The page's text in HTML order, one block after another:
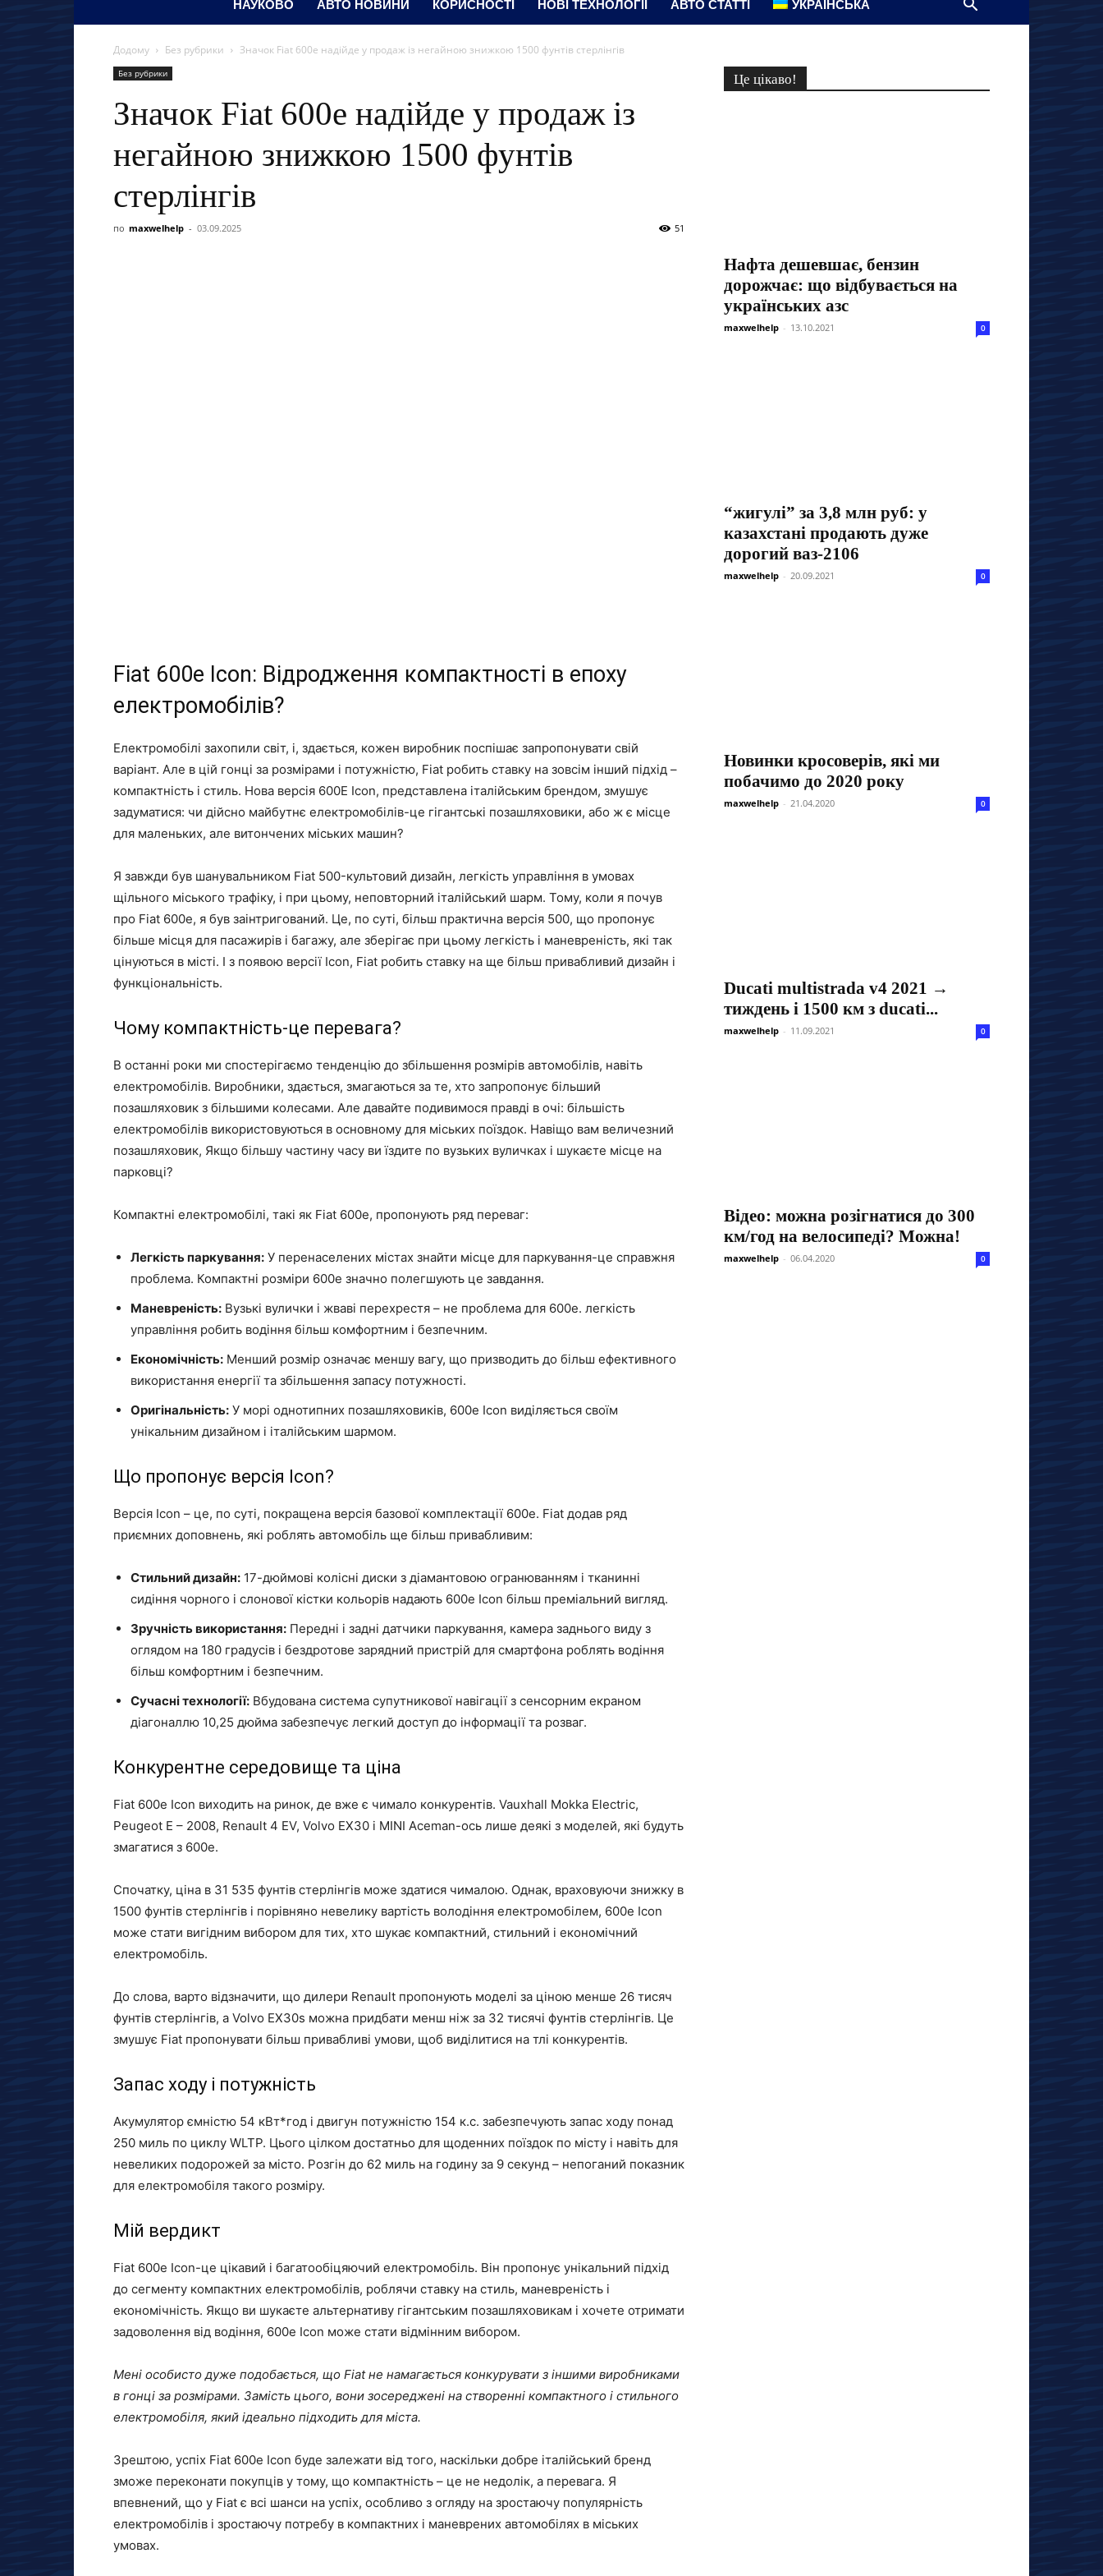
НАУКОВО АВТО НОВИНИ КОРИСНОСТІ НОВІ ТЕХНОЛОГІЇ АВТО СТАТТІ УКРАЇНСЬКА
Додому Без рубрики Значок Fiat 600e надійде у продаж із негайною знижкою 1500 фунтів стерлінгів
Без рубрики
Значок Fiat 600e надійде у продаж із
негайною знижкою 1500 фунтів
стерлінгів
по maxwelhelp - 03.09.2025 51
Fiat 600e Icon: Відродження компактності в епоху
електромобілів?
Електромобілі захопили світ, і, здається, кожен виробник поспішає запропонувати свій
варіант. Але в цій гонці за розмірами і потужністю, Fiat робить ставку на зовсім інший підхід –
компактність і стиль. Нова версія 600E Icon, представлена італійським брендом, змушує
задуматися: чи дійсно майбутнє електромобілів-це гігантські позашляховики, або ж є місце
для маленьких, але витончених міських машин?
Я завжди був шанувальником Fiat 500-культовий дизайн, легкість управління в умовах
щільного міського трафіку, і при цьому, неповторний італійський шарм. Тому, коли я почув
про Fiat 600e, я був заінтригований. Це, по суті, більш практична версія 500, що пропонує
більше місця для пасажирів і багажу, але зберігає при цьому легкість і маневреність, які так
цінуються в місті. І з появою версії Icon, Fiat робить ставку на ще більш привабливий дизайн і
функціональність.
Чому компактність-це перевага?
В останні роки ми спостерігаємо тенденцію до збільшення розмірів автомобілів, навіть
електромобілів. Виробники, здається, змагаються за те, хто запропонує більший
позашляховик з більшими колесами. Але давайте подивимося правді в очі: більшість
електромобілів використовуються в основному для міських поїздок. Навіщо вам величезний
позашляховик, Якщо більшу частину часу ви їздите по вузьких вуличках і шукаєте місце на
парковці?
Компактні електромобілі, такі як Fiat 600e, пропонують ряд переваг:
Легкість паркування: У перенаселених містах знайти місце для паркування-це справжня
проблема. Компактні розміри 600e значно полегшують це завдання.
Маневреність: Вузькі вулички і жваві перехрестя – не проблема для 600e. легкість
управління робить водіння більш комфортним і безпечним.
Економічність: Менший розмір означає меншу вагу, що призводить до більш ефективного
використання енергії та збільшення запасу потужності.
Оригінальність: У морі однотипних позашляховиків, 600e Icon виділяється своїм
унікальним дизайном і італійським шармом.
Що пропонує версія Icon?
Версія Icon – це, по суті, покращена версія базової комплектації 600e. Fiat додав ряд
приємних доповнень, які роблять автомобіль ще більш привабливим:
Стильний дизайн: 17-дюймові колісні диски з діамантовою огранюванням і тканинні
сидіння чорного і слонової кістки кольорів надають 600e Icon більш преміальний вигляд.
Зручність використання: Передні і задні датчики паркування, камера заднього виду з
оглядом на 180 градусів і бездротове зарядний пристрій для смартфона роблять водіння
більш комфортним і безпечним.
Сучасні технології: Вбудована система супутникової навігації з сенсорним екраном
діагоналлю 10,25 дюйма забезпечує легкий доступ до інформації та розваг.
Конкурентне середовище та ціна
Fiat 600e Icon виходить на ринок, де вже є чимало конкурентів. Vauxhall Mokka Electric,
Peugeot E – 2008, Renault 4 EV, Volvo EX30 і MINI Aceman-ось лише деякі з моделей, які будуть
змагатися з 600e.
Спочатку, ціна в 31 535 фунтів стерлінгів може здатися чималою. Однак, враховуючи знижку в
1500 фунтів стерлінгів і порівняно невелику вартість володіння електромобілем, 600e Icon
може стати вигідним вибором для тих, хто шукає компактний, стильний і економічний
електромобіль.
До слова, варто відзначити, що дилери Renault пропонують моделі за ціною менше 26 тисяч
фунтів стерлінгів, а Volvo EX30s можна придбати менш ніж за 32 тисячі фунтів стерлінгів. Це
змушує Fiat пропонувати більш привабливі умови, щоб виділитися на тлі конкурентів.
Запас ходу і потужність
Акумулятор ємністю 54 кВт*год і двигун потужністю 154 к.с. забезпечують запас ходу понад
250 миль по циклу WLTP. Цього цілком достатньо для щоденних поїздок по місту і навіть для
невеликих подорожей за місто. Розгін до 62 миль на годину за 9 секунд – непоганий показник
для електромобіля такого розміру.
Мій вердикт
Fiat 600e Icon-це цікавий і багатообіцяючий електромобіль. Він пропонує унікальний підхід
до сегменту компактних електромобілів, роблячи ставку на стиль, маневреність і
економічність. Якщо ви шукаєте альтернативу гігантським позашляховикам і хочете отримати
задоволення від водіння, 600e Icon може стати відмінним вибором.
Мені особисто дуже подобається, що Fiat не намагається конкурувати з іншими виробниками
в гонці за розмірами. Замість цього, вони зосереджені на створенні компактного і стильного
електромобіля, який ідеально підходить для міста.
Зрештою, успіх Fiat 600e Icon буде залежати від того, наскільки добре італійський бренд
зможе переконати покупців у тому, що компактність – це не недолік, а перевага. Я
впевнений, що у Fiat є всі шанси на успіх, особливо з огляду на зростаючу популярність
електромобілів і зростаючу потребу в компактних і маневрених автомобілях в міських
умовах.
Це цікаво!
Нафта дешевшає, бензин
дорожчає: що відбувається на
українських азс
maxwelhelp - 13.10.2021 0
“жигулі” за 3,8 млн руб: у
казахстані продають дуже
дорогий ваз-2106
maxwelhelp - 20.09.2021 0
Новинки кросоверів, які ми
побачимо до 2020 року
maxwelhelp - 21.04.2020 0
Ducati multistrada v4 2021 →
тиждень і 1500 км з ducati...
maxwelhelp - 11.09.2021 0
Відео: можна розігнатися до 300
км/год на велосипеді? Можна!
maxwelhelp - 06.04.2020 0